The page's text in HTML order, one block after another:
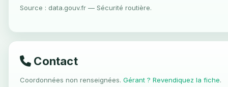
Source : data.gouv.fr — Sécurité routière.
Contact
Coordonnées non renseignées. Gérant ? Revendiquez la fiche.